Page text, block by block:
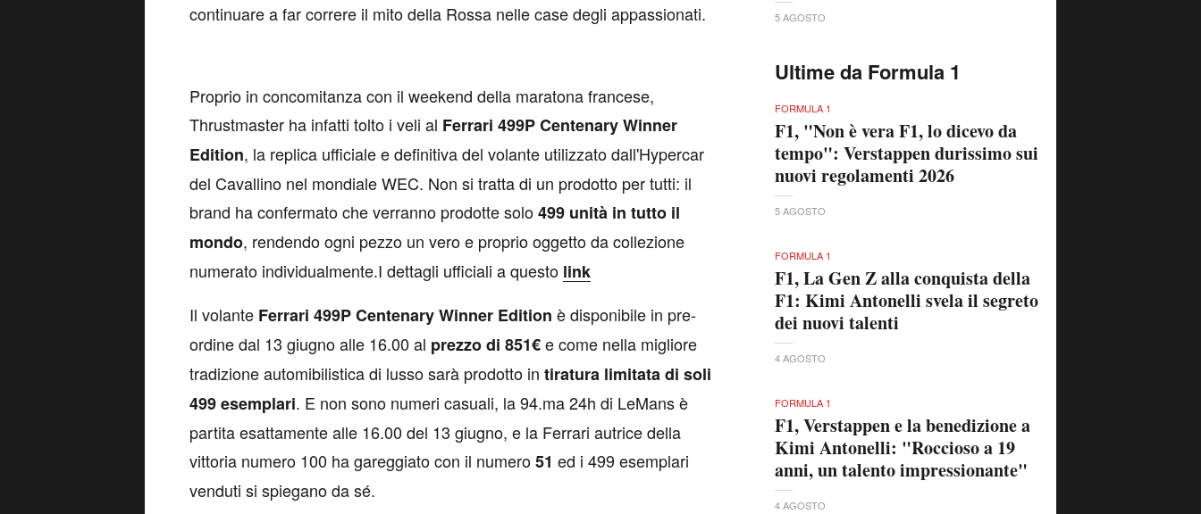
continuare a far correre il mito della Rossa nelle case degli appassionati.
Proprio in concomitanza con il weekend della maratona francese,
Thrustmaster ha infatti tolto i veli al Ferrari 499P Centenary Winner
Edition, la replica ufficiale e definitiva del volante utilizzato dall'Hypercar
del Cavallino nel mondiale WEC. Non si tratta di un prodotto per tutti: il
brand ha confermato che verranno prodotte solo499 unità in tutto il
mondo, rendendo ogni pezzo un vero e proprio oggetto da collezione
numerato individualmente.I dettagli ufficiali a questo link
Il volante Ferrari 499P Centenary Winner Edition è disponibile in pre-
ordine dal 13 giugno alle 16.00 al prezzo di 851€e come nella migliore
tradizione automibilistica di lusso sarà prodotto in tiratura limitata di soli
499 esemplari. E non sono numeri casuali, la 94.ma 24h di LeMans è
partita esattamente alle 16.00 del 13 giugno, e la Ferrari autrice della
vittoria numero 100 ha gareggiato con il numero51 ed i 499 esemplari
venduti si spiegano da sé.
5 AGOSTO
Ultime da Formula 1
FORMULA 1
F1, "Non è vera F1, lo dicevo da
tempo": Verstappen durissimo sui
nuovi regolamenti 2026
5 AGOSTO
FORMULA 1
F1, La Gen Z alla conquista della
F1: Kimi Antonelli svela il segreto
dei nuovi talenti
4 AGOSTO
FORMULA 1
F1, Verstappen e la benedizione a
Kimi Antonelli: "Roccioso a 19
anni, un talento impressionante"
4 AGOSTO